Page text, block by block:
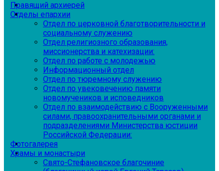
Правящий архиерей
Отделы епархии
Отдел по церковной благотворительности и
социальному служению
Отдел религиозного образования,
миссионерства и катехизации:
Отдел по работе с молодежью
Информационный отдел
Отдел по тюремному служению
Отдел по увековечению памяти
новомучеников и исповедников
Отдел по взаимодействию с Вооруженными
силами, правоохранительными органами и
подразделениями Министерства юстиции
Российской Федерации:
Фотогалерея
Храмы и монастыри
Свято-Стефановское благочиние